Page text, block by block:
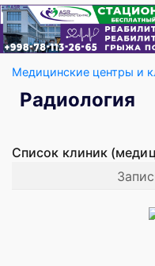
Медицинские центры и
Радиология
Список клиник